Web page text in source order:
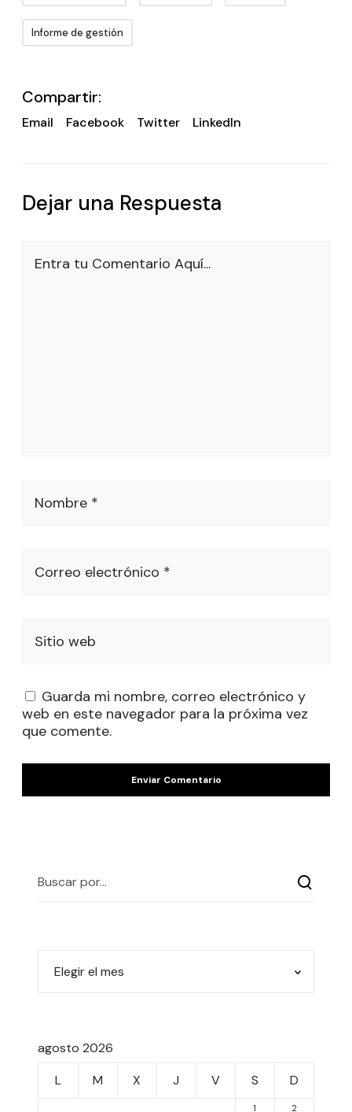
Informe de gestión
Compartir:
Email Facebook Twitter LinkedIn
Dejar una Respuesta
Entra tu Comentario Aquí...
Nombre *
Correo electrónico *
Sitio web
Guarda mi nombre, correo electrónico y
web en este navegador para la próxima vez
que comente.
agosto 2026
L
M X J V S D
1 2